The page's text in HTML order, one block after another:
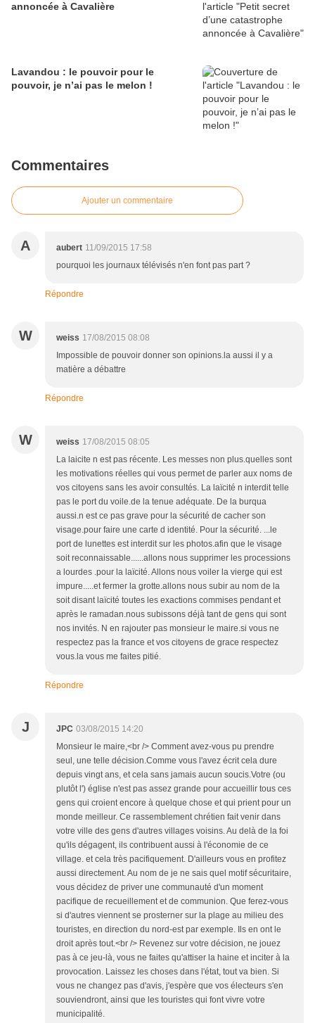
annoncée à Cavalière
Lavandou : le pouvoir pour le
pouvoir, je n’ai pas le melon !
Commentaires
Ajouter un commentaire
A aubert 11/09/2015 17:58
pourquoi les journaux télévisés n'en font pas part ?
Répondre
W weiss 17/08/2015 08:08
Impossible de pouvoir donner son opinions.la aussi il y a
matière a débattre
Répondre
W weiss 17/08/2015 08:05
La laicite n est pas récente. Les messes non plus.quelles sont
les motivations réelles qui vous permet de parler aux noms de
vos citoyens sans les avoir consultés. La laïcité n interdit telle
pas le port du voile.de la tenue adéquate. De la burqua
aussi.n est ce pas grave pour la sécurité de cacher son
visage.pour faire une carte d identité. Pour la sécurité. ...le
port de lunettes est interdit sur les photos.afin que le visage
soit reconnaissable......allons nous supprimer les processions
a lourdes .pour la laïcité. Allons nous voiler la vierge qui est
impure.....et fermer la grotte.allons nous subir au nom de la
soit disant laïcité toutes les exactions commises pendant et
après le ramadan.nous subissons déjà tant de gens qui sont
nos invités. N en rajouter pas monsieur le maire.si vous ne
respectez pas la france et vos citoyens de grace respectez
vous.la vous me faites pitié.
Répondre
J JPC 03/08/2015 14:20
Monsieur le maire,<br /> Comment avez-vous pu prendre
seul, une telle décision.Comme vous l'avez écrit cela dure
depuis vingt ans, et cela sans jamais aucun soucis.Votre (ou
plutôt l') église n'est pas assez grande pour accueillir tous ces
gens qui croient encore à quelque chose et qui prient pour un
monde meilleur. Ce rassemblement chrétien fait venir dans
votre ville des gens d'autres villages voisins. Au delà de la foi
qu'ils dégagent, ils contribuent aussi à l'économie de ce
village. et cela très pacifiquement. D'ailleurs vous en profitez
aussi directement. Au nom de je ne sais quel motif sécuritaire,
vous décidez de priver une communauté d'un moment
pacifique de recueillement et de communion. Que ferez-vous
si d'autres viennent se prosterner sur la plage au milieu des
touristes, en direction du nord-est par exemple. Ils en ont le
droit après tout.<br /> Revenez sur votre décision, ne jouez
pas à ce jeu-là, vous ne faites qu'attiser la haine et inciter à la
provocation. Laissez les choses dans l'état, tout va bien. Si
vous ne changez pas d'avis, j'espère que vos électeurs s'en
souviendront, ainsi que les touristes qui font vivre votre
municipalité.